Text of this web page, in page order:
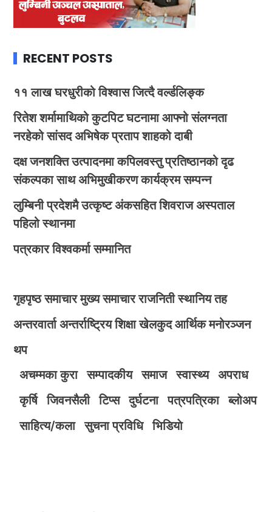
RECENT POSTS
११ लाख घरधुरीको विश्वास जित्दै वर्ल्डलिङ्क
रितेश शर्मामाथिको कुटपिट घटनामा आफ्नो संलग्नता
नरहेको सांसद अभिषेक प्रताप शाहको दाबी
दक्ष जनशक्ति उत्पादनमा कपिलवस्तु प्रतिष्ठानको दृढ
संकल्पका साथ अभिमुखीकरण कार्यक्रम सम्पन्न
लुम्बिनी प्रदेशमै उत्कृष्ट अंकसहित शिवराज अस्पताल
पहिलो स्थानमा
पत्रकार विश्वकर्मा सम्मानित
गृहपृष्ठ समाचार मुख्य समाचार राजनिती स्थानिय तह
अन्तरवार्ता अन्तर्राष्ट्रिय शिक्षा खेलकुद आर्थिक मनोरञ्जन
थप
अचम्मका कुरा
सम्पादकीय समाज स्वास्थ्य
अपराध
कृर्षि
जिवनसैली टिप्स दुर्घटना पत्रपत्रिका
ब्लोअप
साहित्य/कला
सुचना प्रविधि भिडियाे